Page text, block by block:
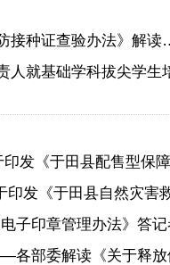
接种证查验办法》解
人就基础学科拔尖学
发《于田县配售型保
印发《于田县自然灾害
子印章管理办法》答
各部委解读《关于释